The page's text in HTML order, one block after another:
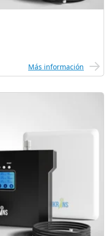
Más información